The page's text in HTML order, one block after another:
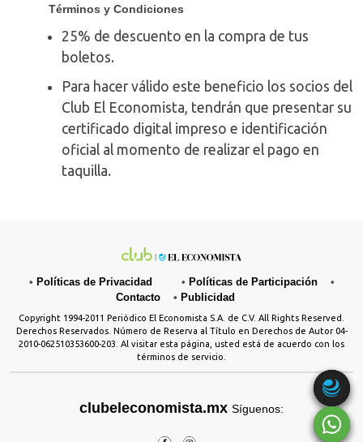
Términos y Condiciones
25% de descuento en la compra de tus
boletos.
Para hacer válido este beneficio los socios del
Club El Economista, tendrán que presentar su
certificado digital impreso e identificación
oficial al momento de realizar el pago en
taquilla.
• Políticas de Privacidad • Políticas de Participación•
Contacto• Publicidad
Copyright 1994-2011 Periódico El Economista S.A. de C.V. All Rights Reserved.
Derechos Reservados. Número de Reserva al Título en Derechos de Autor 04-
2010-062510353600-203. Al visitar esta página, usted está de acuerdo con los
términos de servicio.
clubeleconomista.mx Síguenos: